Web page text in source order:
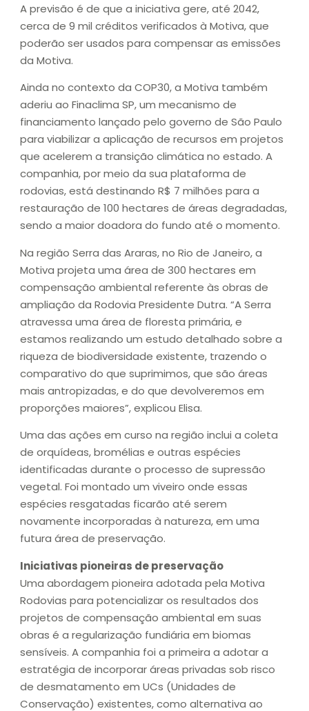
A previsão é de que a iniciativa gere, até 2042,
cerca de 9 mil créditos verificados à Motiva, que
poderão ser usados para compensar as emissões
da Motiva.
Ainda no contexto da COP30, a Motiva também
aderiu ao Finaclima SP, um mecanismo de
financiamento lançado pelo governo de São Paulo
para viabilizar a aplicação de recursos em projetos
que acelerem a transição climática no estado. A
companhia, por meio da sua plataforma de
rodovias, está destinando R$ 7 milhões para a
restauração de 100 hectares de áreas degradadas,
sendo a maior doadora do fundo até o momento.
Na região Serra das Araras, no Rio de Janeiro, a
Motiva projeta uma área de 300 hectares em
compensação ambiental referente às obras de
ampliação da Rodovia Presidente Dutra. “A Serra
atravessa uma área de floresta primária, e
estamos realizando um estudo detalhado sobre a
riqueza de biodiversidade existente, trazendo o
comparativo do que suprimimos, que são áreas
mais antropizadas, e do que devolveremos em
proporções maiores”, explicou Elisa.
Uma das ações em curso na região inclui a coleta
de orquídeas, bromélias e outras espécies
identificadas durante o processo de supressão
vegetal. Foi montado um viveiro onde essas
espécies resgatadas ficarão até serem
novamente incorporadas à natureza, em uma
futura área de preservação.
Iniciativas pioneiras de preservação
Uma abordagem pioneira adotada pela Motiva
Rodovias para potencializar os resultados dos
projetos de compensação ambiental em suas
obras é a regularização fundiária em biomas
sensíveis. A companhia foi a primeira a adotar a
estratégia de incorporar áreas privadas sob risco
de desmatamento em UCs (Unidades de
Conservação) existentes, como alternativa ao